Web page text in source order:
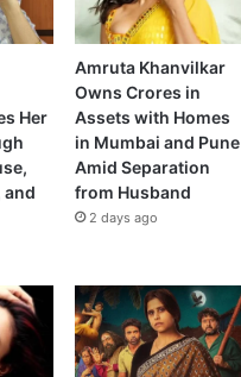
Her
and
Amruta Khanvilkar
Owns Crores in
Assets with Homes
in Mumbai and Pune
Amid Separation
from Husband
2 days ago